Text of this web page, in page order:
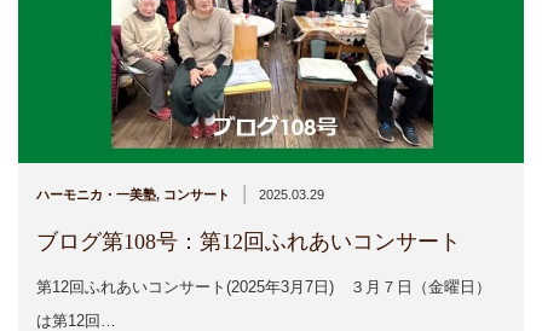
ハーモニカ・一美塾, コンサート | 2025.03.29
ブログ第108号：第12回ふれあいコンサート
第12回ふれあいコンサート(2025年3月7日) ３月７日（金曜日）
は第12回…